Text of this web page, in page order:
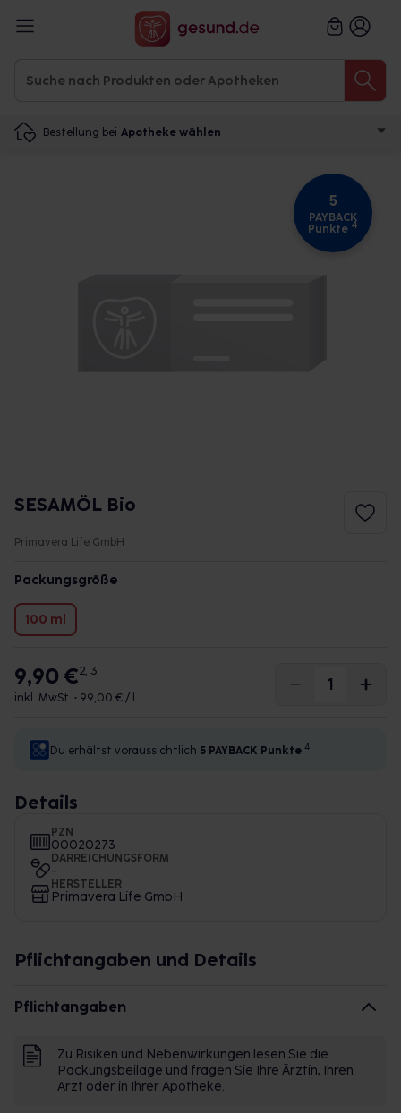
Bestellung bei Apotheke wählen
5
PAYBACK
Punkte 4
SESAMÖL Bio
Primavera Life GmbH
Packungsgröße
100 ml
9,90 €2, 3
inkl. MwSt. • 99,00 € / l
Du erhältst voraussichtlich 5 PAYBACK Punkte 4
Details
PZN
00020273
DARREICHUNGSFORM
-
HERSTELLER
Primavera Life GmbH
Pflichtangaben und Details
Pflichtangaben
Zu Risiken und Nebenwirkungen lesen Sie die
Packungsbeilage und fragen Sie Ihre Ärztin, Ihren
Arzt oder in Ihrer Apotheke.